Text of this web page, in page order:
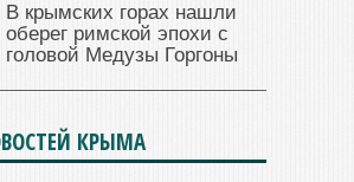
В крымских горах нашли
оберег римской эпохи с
головой Медузы Горгоны
КРЫМА